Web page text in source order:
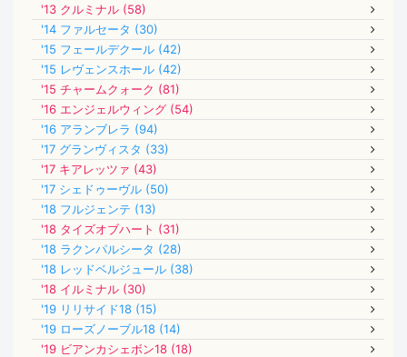
'13 クルミナル (58)
'14 ファルセータ (30)
'15 フェールデクール (42)
'15 レヴェンスホール (42)
'15 チャームクォーク (81)
'16 エンジェルウィング (54)
'16 アランブレラ (94)
'17 グランヴィスタ (33)
'17 キアレッツァ (43)
'17 シェドゥーヴル (50)
'18 フルジェンテ (13)
'18 タイズオブハート (31)
'18 ラクンパルシータ (28)
'18 レッドベルジュール (38)
'18 イルミナル (30)
'19 リリサイド18 (15)
'19 ローズノーブル18 (14)
'19 ビアンカシェボン18 (18)